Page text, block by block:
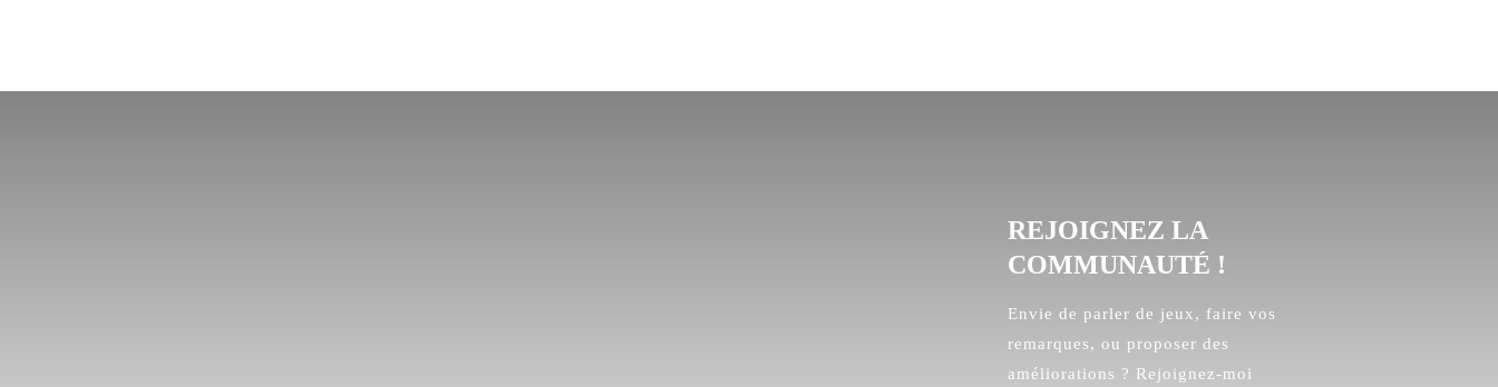
REJOIGNEZ LA
COMMUNAUTÉ !
Envie de parler de jeux, faire vos
remarques, ou proposer des
améliorations ? Rejoignez-moi